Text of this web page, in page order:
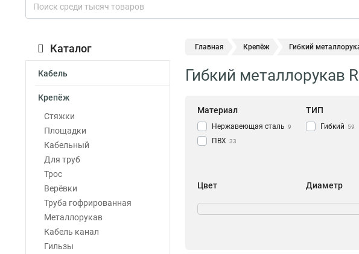
Каталог
Кабель
Крепёж
Стяжки
Площадки
Кабельный
Для труб
Трос
Верёвки
Труба гофрированная
Металлорукав
Кабель канал
Гильзы
Главная Крепёж Гибкий
Гибкий металлорукав
Материал
Нержавеющая сталь 9
ПВХ 33
ТИП
Гибкий 59
Цвет
Серый 27
Черный 33
Диаметр
10 7
12 5